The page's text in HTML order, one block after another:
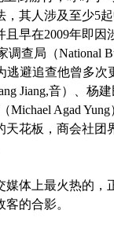
，其人涉及至少5
且早在2009年即因
调查局（National
逃避追查他曾多次
Jiang,音）、杨建
Michael Agad
天花板，商会社团
媒体上最火热的，
的合影。